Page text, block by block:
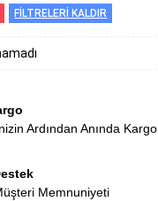
FİLTRELERİ KALDIR
Ardından Anında Kargo
Memnuniyeti